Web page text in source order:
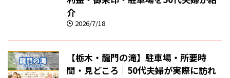
介
2026/7/18
【栃木・龍門の滝】駐車場・所要時
間・見どころ｜50代夫婦が実際に訪れ